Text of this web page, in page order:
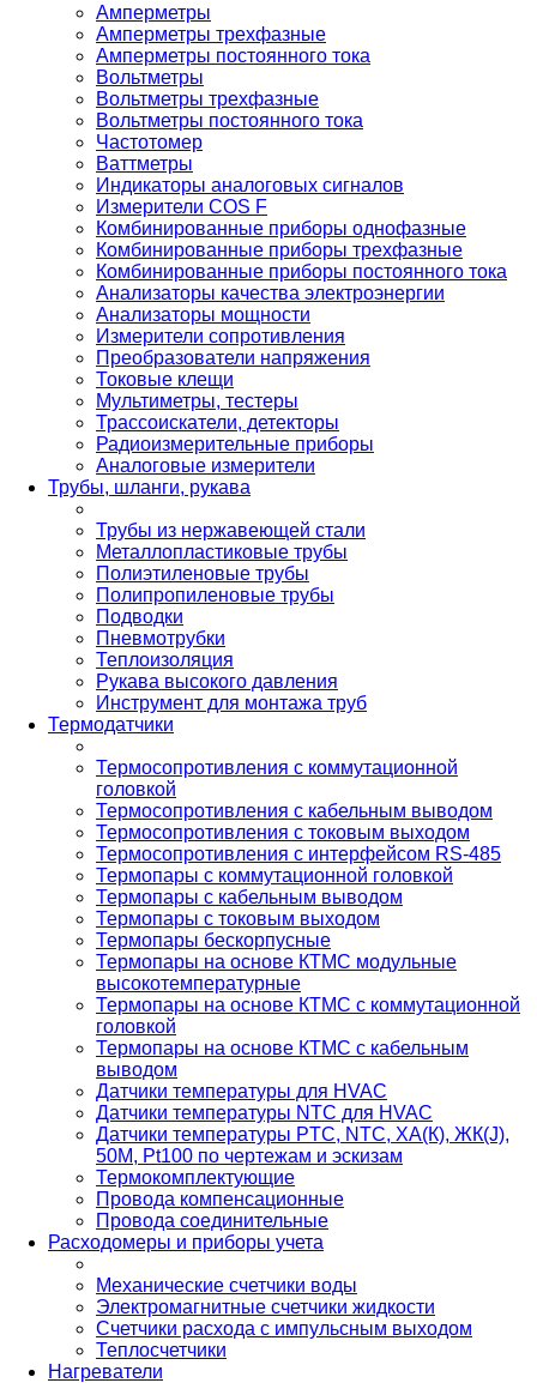
Амперметры
Амперметры трехфазные
Амперметры постоянного тока
Вольтметры
Вольтметры трехфазные
Вольтметры постоянного тока
Частотомер
Ваттметры
Индикаторы аналоговых сигналов
Измерители COS F
Комбинированные приборы однофазные
Комбинированные приборы трехфазные
Комбинированные приборы постоянного тока
Анализаторы качества электроэнергии
Анализаторы мощности
Измерители сопротивления
Преобразователи напряжения
Токовые клещи
Мультиметры, тестеры
Трассоискатели, детекторы
Радиоизмерительные приборы
Аналоговые измерители
Трубы, шланги, рукава
Трубы из нержавеющей стали
Металлопластиковые трубы
Полиэтиленовые трубы
Полипропиленовые трубы
Подводки
Пневмотрубки
Теплоизоляция
Рукава высокого давления
Инструмент для монтажа труб
Термодатчики
Термосопротивления с коммутационной
головкой
Термосопротивления с кабельным выводом
Термосопротивления с токовым выходом
Термосопротивления с интерфейсом RS-485
Термопары с коммутационной головкой
Термопары с кабельным выводом
Термопары с токовым выходом
Термопары бескорпусные
Термопары на основе КТМС модульные
высокотемпературные
Термопары на основе КТМС с коммутационной
головкой
Термопары на основе КТМС с кабельным
выводом
Датчики температуры для HVAC
Датчики температуры NTC для HVAC
Датчики температуры PTС, NTC, ХА(К), ЖК(J),
50М, Pt100 по чертежам и эскизам
Термокомплектующие
Провода компенсационные
Провода соединительные
Расходомеры и приборы учета
Механические счетчики воды
Электромагнитные счетчики жидкости
Счетчики расхода с импульсным выходом
Теплосчетчики
Нагреватели